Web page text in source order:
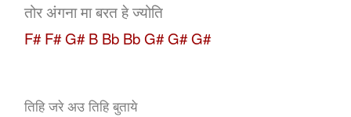
तोर अंगना मा बरत हे ज्योति
F# F# G# B Bb Bb G# G# G#
तिहि जरे अउ तिहि बुताये